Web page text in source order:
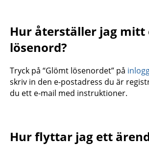
Hur återställer jag mitt
lösenord?
Tryck på “Glömt lösenordet” på
skriv in den e-postadress du är
du ett e-mail med instruktioner.
Hur flyttar jag ett